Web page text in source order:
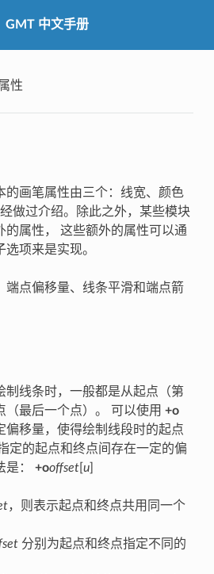
GMT 中文手册
性
的画笔属性由三个：线宽、颜色
做过介绍。除此之外，某些模块
的属性， 这些额外的属性可以通
项来是实现。
端点偏移量、线条平滑和端点箭
制线条时，一般都是从起点（第
（最后一个点）。 可以使用 +o
偏移量，使得绘制线段时的起点
定的起点和终点间存在一定的偏
是： +ooffset[ u]
，则表示起点和终点共用同一个
分别为起点和终点指定不同的